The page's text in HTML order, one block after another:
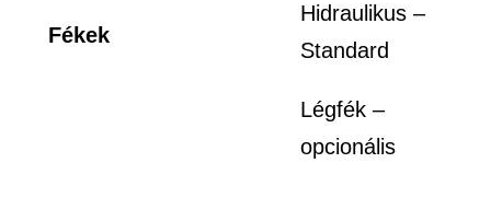
Fékek
Hidraulikus –
Standard
Légfék –
opcionális